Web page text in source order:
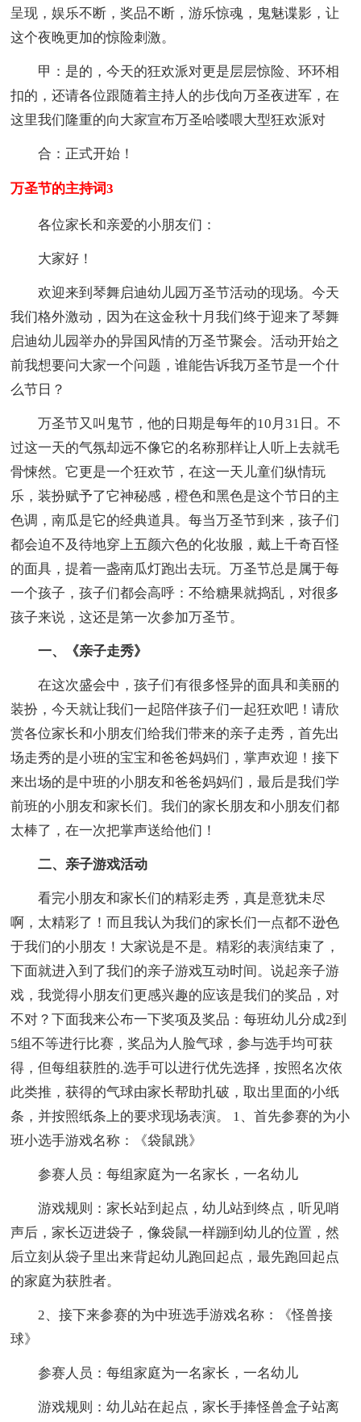
呈现，娱乐不断，奖品不断，游乐惊魂，鬼魅谍影，让
这个夜晚更加的惊险刺激。
甲：是的，今天的狂欢派对更是层层惊险、环环相
扣的，还请各位跟随着主持人的步伐向万圣夜进军，在
这里我们隆重的向大家宣布万圣哈喽喂大型狂欢派对
合：正式开始！
万圣节的主持词3
各位家长和亲爱的小朋友们：
大家好！
欢迎来到琴舞启迪幼儿园万圣节活动的现场。今天
我们格外激动，因为在这金秋十月我们终于迎来了琴舞
启迪幼儿园举办的异国风情的万圣节聚会。活动开始之
前我想要问大家一个问题，谁能告诉我万圣节是一个什
么节日？
万圣节又叫鬼节，他的日期是每年的10月31日。不
过这一天的气氛却远不像它的名称那样让人听上去就毛
骨悚然。它更是一个狂欢节，在这一天儿童们纵情玩
乐，装扮赋予了它神秘感，橙色和黑色是这个节日的主
色调，南瓜是它的经典道具。每当万圣节到来，孩子们
都会迫不及待地穿上五颜六色的化妆服，戴上千奇百怪
的面具，提着一盏南瓜灯跑出去玩。万圣节总是属于每
一个孩子，孩子们都会高呼：不给糖果就捣乱，对很多
孩子来说，这还是第一次参加万圣节。
一、《亲子走秀》
在这次盛会中，孩子们有很多怪异的面具和美丽的
装扮，今天就让我们一起陪伴孩子们一起狂欢吧！请欣
赏各位家长和小朋友们给我们带来的亲子走秀，首先出
场走秀的是小班的宝宝和爸爸妈妈们，掌声欢迎！接下
来出场的是中班的小朋友和爸爸妈妈们，最后是我们学
前班的小朋友和家长们。我们的家长朋友和小朋友们都
太棒了，在一次把掌声送给他们！
二、亲子游戏活动
看完小朋友和家长们的精彩走秀，真是意犹未尽
啊，太精彩了！而且我认为我们的家长们一点都不逊色
于我们的小朋友！大家说是不是。精彩的表演结束了，
下面就进入到了我们的亲子游戏互动时间。说起亲子游
戏，我觉得小朋友们更感兴趣的应该是我们的奖品，对
不对？下面我来公布一下奖项及奖品：每班幼儿分成2到
5组不等进行比赛，奖品为人脸气球，参与选手均可获
得，但每组获胜的.选手可以进行优先选择，按照名次依
此类推，获得的气球由家长帮助扎破，取出里面的小纸
条，并按照纸条上的要求现场表演。 1、首先参赛的为小
班小选手游戏名称：《袋鼠跳》
参赛人员：每组家庭为一名家长，一名幼儿
游戏规则：家长站到起点，幼儿站到终点，听见哨
声后，家长迈进袋子，像袋鼠一样蹦到幼儿的位置，然
后立刻从袋子里出来背起幼儿跑回起点，最先跑回起点
的家庭为获胜者。
2、接下来参赛的为中班选手游戏名称：《怪兽接
球》
参赛人员：每组家庭为一名家长，一名幼儿
游戏规则：幼儿站在起点，家长手捧怪兽盒子站离